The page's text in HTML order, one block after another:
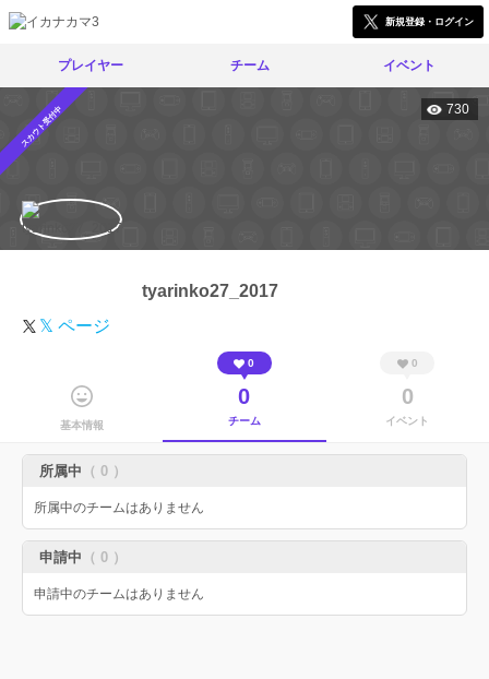
新規登録・ログイン
プレイヤー チーム イベント
スカウト受付中 730
tyarinko27_2017
𝕏 ページ
基本情報
0
0
チーム
0
0
イベント
所属中 （ 0 ）
所属中のチームはありません
申請中 （ 0 ）
申請中のチームはありません